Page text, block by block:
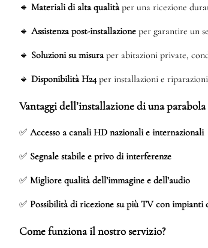
🔹 Materiali di alta qualitàper una ricezione
🔹 Assistenza post-installazione per garantire un
🔹 Soluzioni su misuraper abitazioni private,
🔹 Disponibilità H24per installazioni e
Vantaggi dell’installazione di una
✅ Accesso a canali HD nazionali e internazionali
✅ Segnale stabile e privo di interferenze
✅ Migliore qualità dell’immagine e dell’audio
✅ Possibilità di ricezione su più TV con impianti
Come funziona il nostro servizio?